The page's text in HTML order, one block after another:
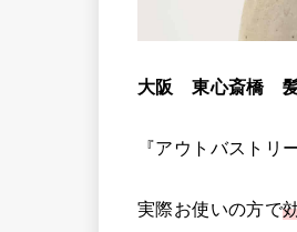
大阪 東心斎橋 髪
『アウトバストリ
実際お使いの方で